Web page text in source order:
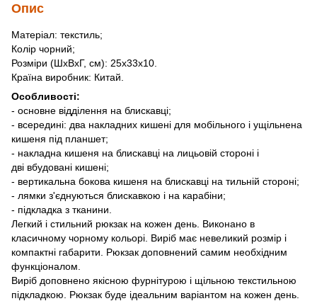
Опис
Матеріал: текстиль;
Колір чорний;
Розміри (ШхВхГ, см): 25х33х10.
Країна виробник: Китай.
Особливості:
- основне відділення на блискавці;
- всередині: два накладних кишені для мобільного і ущільнена
кишеня під планшет;
- накладна кишеня на блискавці на лицьовій стороні і
дві вбудовані кишені;
- вертикальна бокова кишеня на блискавці на тильній стороні;
- лямки з'єднуються блискавкою і на карабіни;
- підкладка з тканини.
Легкий і стильний рюкзак на кожен день. Виконано в
класичному чорному кольорі. Виріб має невеликий розмір і
компактні габарити. Рюкзак доповнений самим необхідним
функціоналом.
Виріб доповнено якісною фурнітурою і щільною текстильною
підкладкою. Рюкзак буде ідеальним варіантом на кожен день.